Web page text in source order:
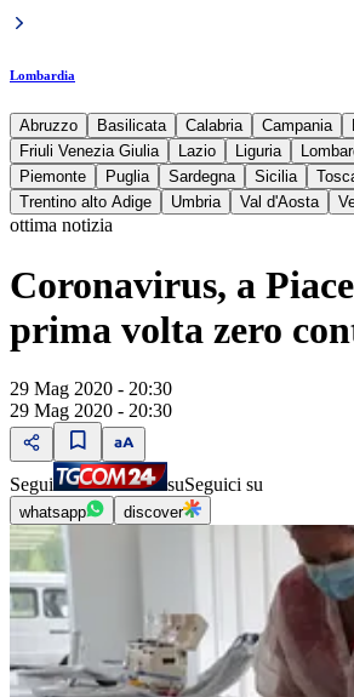
Lombardia
Abruzzo Basilicata Calabria Campania
Friuli Venezia Giulia
Lazio Liguria
Piemonte
Puglia Sardegna Sicilia
Trentino alto Adige
Umbria Val d'Aosta
ottima notizia
Coronavirus, a
prima volta zero
29 Mag 2020 - 20:30
29 Mag 2020 - 20:30
Segui suSeguici su
whatsapp discover